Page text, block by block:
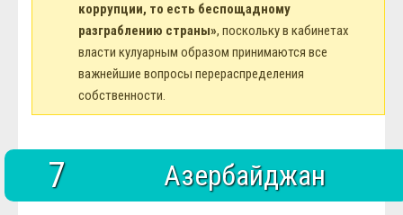
коррупции, то есть беспощадному
разграблению страны», поскольку в кабинетах
власти кулуарным образом принимаются все
важнейшие вопросы перераспределения
собственности.
7 Азербайджан